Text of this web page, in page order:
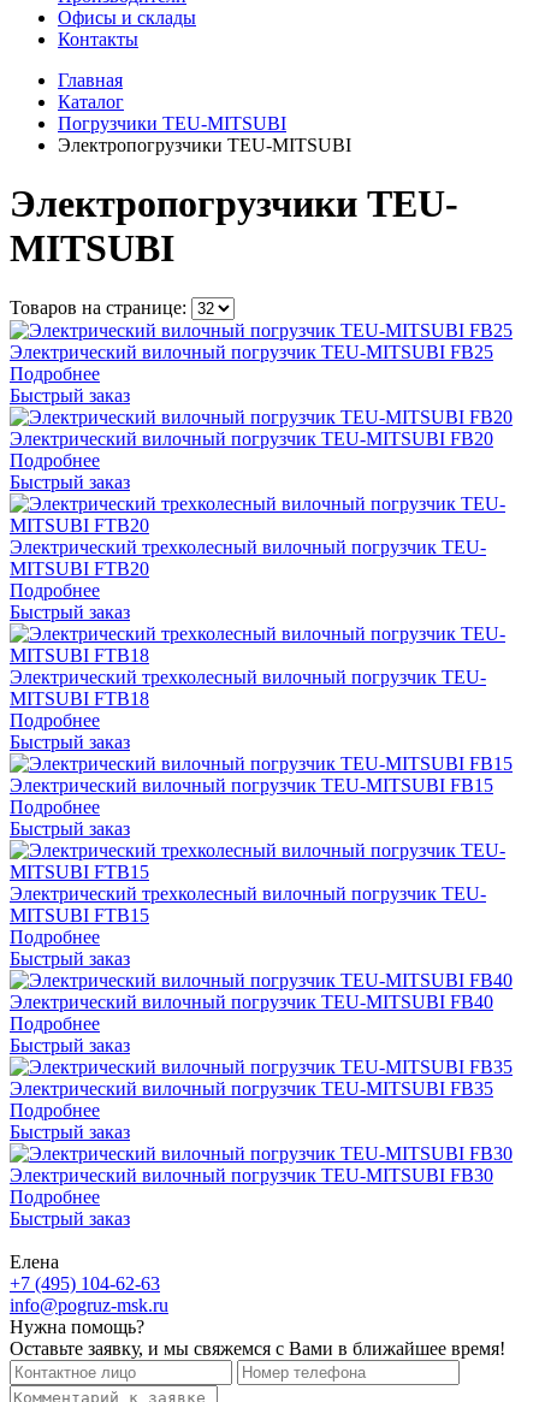
Офисы и склады
Контакты
Главная
Каталог
Погрузчики TEU-MITSUBI
Электропогрузчики TEU-MITSUBI
Электропогрузчики TEU-
MITSUBI
Товаров на странице:
Электрический вилочный погрузчик TEU-MITSUBI FB25
Подробнее
Быстрый заказ
Электрический вилочный погрузчик TEU-MITSUBI FB20
Подробнее
Быстрый заказ
Электрический трехколесный вилочный погрузчик TEU-
MITSUBI FTB20
Подробнее
Быстрый заказ
Электрический трехколесный вилочный погрузчик TEU-
MITSUBI FTB18
Подробнее
Быстрый заказ
Электрический вилочный погрузчик TEU-MITSUBI FB15
Подробнее
Быстрый заказ
Электрический трехколесный вилочный погрузчик TEU-
MITSUBI FTB15
Подробнее
Быстрый заказ
Электрический вилочный погрузчик TEU-MITSUBI FB40
Подробнее
Быстрый заказ
Электрический вилочный погрузчик TEU-MITSUBI FB35
Подробнее
Быстрый заказ
Электрический вилочный погрузчик TEU-MITSUBI FB30
Подробнее
Быстрый заказ
Елена
+7 (495) 104-62-63
info@pogruz-msk.ru
Нужна помощь?
Оставьте заявку, и мы свяжемся с Вами в ближайшее время!